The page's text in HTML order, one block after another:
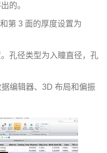
的。
第 3 面的厚度设置为
孔径类型为入瞳直径，孔
编辑器、3D 布局和偏振